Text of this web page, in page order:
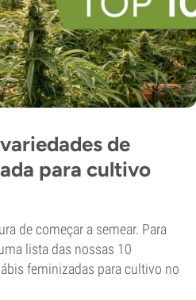
de
para cultivo
de começar a semear. Para
lista das nossas 10
feminizadas para cultivo no